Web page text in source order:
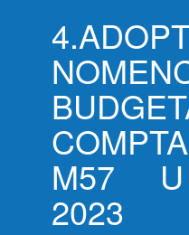
M57 U
2023